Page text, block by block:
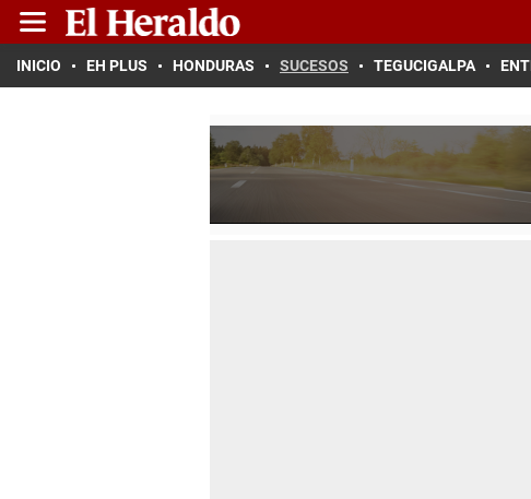
INICIO EH PLUS HONDURAS SUCESOS TEGUCIGALPA